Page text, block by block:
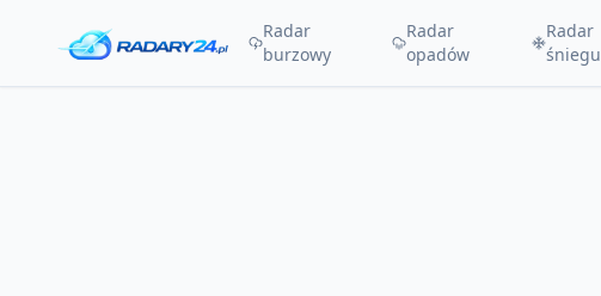
Radar
burzowy
Radar
opadów
Radar
śniegu